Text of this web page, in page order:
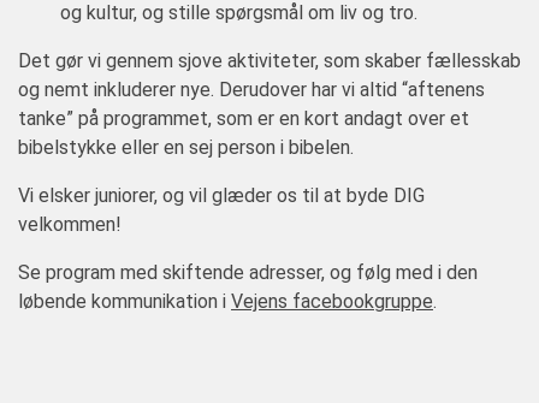
og kultur, og stille spørgsmål om liv og tro.
Det gør vi gennem sjove aktiviteter, som skaber fællesskab
og nemt inkluderer nye. Derudover har vi altid “aftenens
tanke” på programmet, som er en kort andagt over et
bibelstykke eller en sej person i bibelen.
Vi elsker juniorer, og vil glæder os til at byde DIG
velkommen!
Se program med skiftende adresser, og følg med i den
løbende kommunikation i Vejens facebookgruppe.